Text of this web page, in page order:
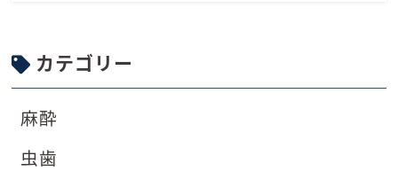
カテゴリー
麻酔
虫歯